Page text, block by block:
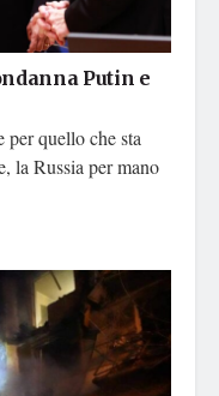
Putin e
per quello che sta
la Russia per mano